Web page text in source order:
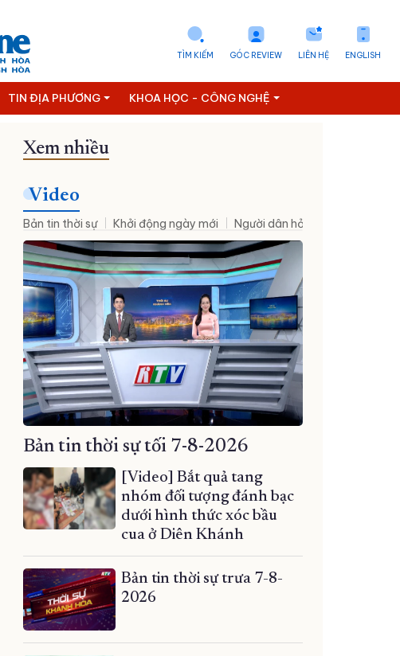
ENGLISH
LIÊN HỆ
GÓC REVIEW
TÌM KIẾM
TIN ĐỊA PHƯƠNG KHOA HỌC - CÔNG NGHỆ
Tiến tới Đại hội XIV của Đảng
Xem nhiều
Video
Bản tin thời sự Khởi động ngày mới Người dân hỏi – Cơ quan nhà
Bản tin thời sự tối 7-8-2026
[Video] Bắt quả tang
nhóm đối tượng đánh bạc
dưới hình thức xóc bầu
cua ở Diên Khánh
Bản tin thời sự trưa 7-8-
2026